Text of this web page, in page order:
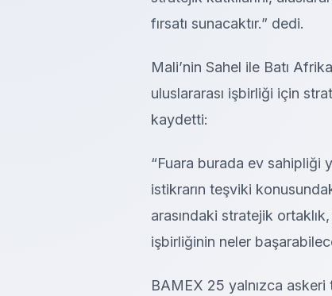
fırsatı sunacaktır.” dedi.
Mali’nin Sahel ile Batı
uluslararası işbirliği için
kaydetti:
“Fuara burada ev sahipliği
istikrarın teşviki
arasındaki stratejik
işbirliğinin neler
BAMEX 25 yalnızca